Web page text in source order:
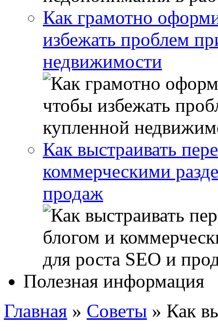
Как грамотно
избежать проблем
недвижимости
Как выстраивать
коммерческими
продаж
Полезная информация
Главная » Советы » Как